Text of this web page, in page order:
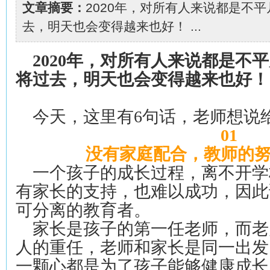
文章摘要： 2020年，对所有人来说都是不
去，明天也会变得越来也好！ ...
2020年，对所有人来说都是不
将过去，明天也会变得越来也好！
今天，这里有6句话，老师想说
01
没有家庭配合，教师的
一个孩子的成长过程，离不开
有家长的支持，也难以成功，因
可分离的教育者。
家长是孩子的第一任老师，而
人的重任，老师和家长是同一出
一颗心都是为了孩子能够健康成